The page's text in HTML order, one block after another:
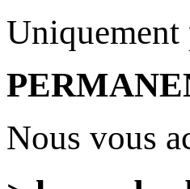
Uniquement
Nous vous